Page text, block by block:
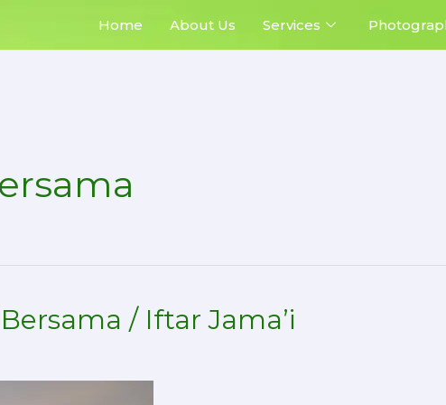
Home About Us Services
/ Iftar Jama’i